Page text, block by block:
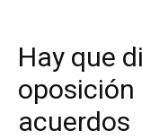
Hay que
oposición
acuerdos